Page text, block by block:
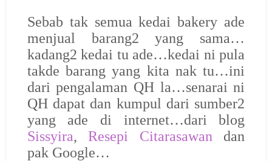
Sebab tak semua kedai bakery ade
menjual barang2 yang sama…
kadang2 kedai tu ade…kedai ni pula
takde barang yang kita nak tu…ini
dari pengalaman QH la…senarai ni
QH dapat dan kumpul dari sumber2
yang ade di internet…dari blog
Sissyira,Resepi Citarasawan dan
pak Google…